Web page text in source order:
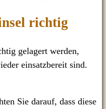
richtig
gelagert werden,
einsatzbereit sind.
Sie darauf, dass diese